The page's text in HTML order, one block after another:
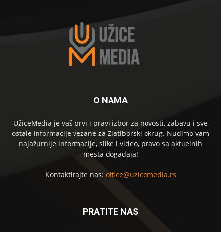
O NAMA
UžiceMedia je vaš prvi i pravi izbor za novosti, zabavu i sve
ostale informacije vezane za Zlatiborski okrug. Nudimo vam
najažurnije informacije, slike i video, pravo sa aktuelnih
mesta događaja!
Kontaktirajte nas: office@uzicemedia.rs
PRATITE NAS